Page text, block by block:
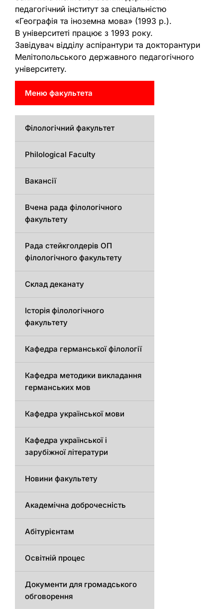
педагогічний інститут за спеціальністю
«Географія та іноземна мова» (1993 р.).
В університеті працює з 1993 року.
Завідувач відділу аспірантури та докторантури
Мелітопольського державного педагогічного
університету.
Меню факультета
Філологічний факультет
Philological Faculty
Вакансії
Вчена рада філологічного
факультету
Рада стейкголдерів ОП
філологічного факультету
Склад деканату
Історія філологічного
факультету
Кафедрa германської філології
Кафедрa методики викладання
германських мов
Кафедра української мови
Кафедра української і
зарубіжної літератури
Новини факультету
Академічна доброчесність
Абітурієнтам
Освітній процес
Документи для громадського
обговорення